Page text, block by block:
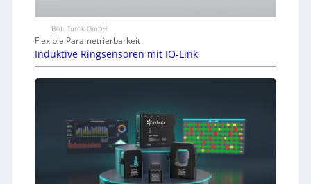
Bild: Turck GmbH
Flexible Parametrierbarkeit
Induktive Ringsensoren mit IO-Link